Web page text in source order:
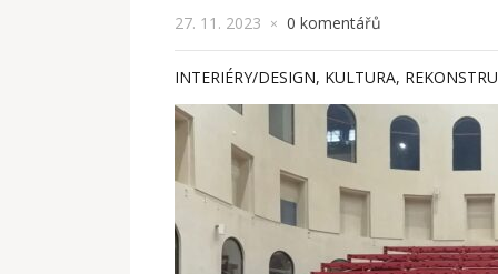
27. 11. 2023 × 0 komentářů
INTERIÉRY/DESIGN, KULTURA,